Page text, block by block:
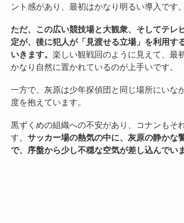
ント感があり、最初はかなり明るい導入です。
ただ、この広い競技場と大観衆、そしてテレ
定が、後に犯人が「見渡せる立場」を利用す
いきます。 楽しい観戦回のように見えて、最
かなり自然に置かれているのが上手いです。
一方で、灰原は少年探偵団と同じ場所にいな
度を抱えています。
黒ずくめの組織への不安があり、コナンもそ
す。 サッカー場の熱気の中に、灰原の静かな
で、序盤から少し不穏な空気が差し込んでいま